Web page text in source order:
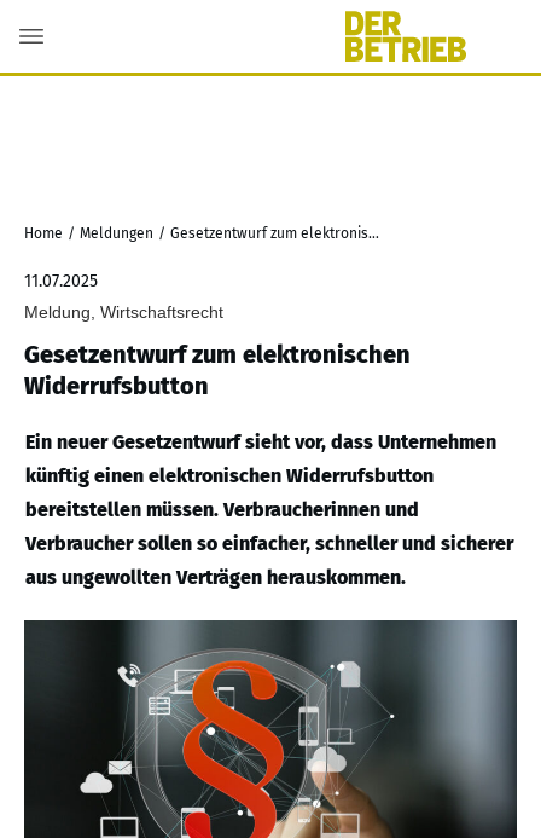
Home / Meldungen / Gesetzentwurf zum elektronischen Widerrufsbutton
11.07.2025
Meldung, Wirtschaftsrecht
Gesetzentwurf zum elektronischen
Widerrufsbutton
Ein neuer Gesetzentwurf sieht vor, dass Unternehmen
künftig einen elektronischen Widerrufsbutton
bereitstellen müssen. Verbraucherinnen und
Verbraucher sollen so einfacher, schneller und sicherer
aus ungewollten Verträgen herauskommen.